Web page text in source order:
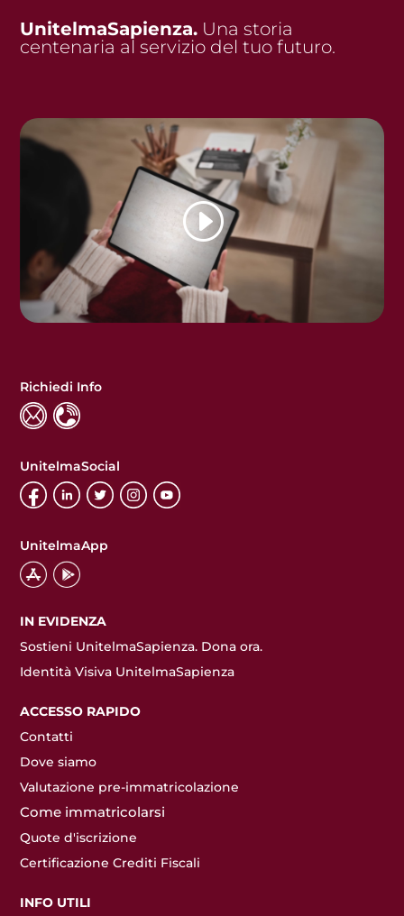
UnitelmaSapienza. Una storia
centenaria al servizio del tuo futuro.
Richiedi Info
UnitelmaSocial
UnitelmaApp
IN EVIDENZA
Sostieni UnitelmaSapienza. Dona ora.
Identità Visiva UnitelmaSapienza
ACCESSO RAPIDO
Contatti
Dove siamo
Valutazione pre-immatricolazione
Come immatricolarsi
Quote d'iscrizione
Certificazione Crediti Fiscali
INFO UTILI